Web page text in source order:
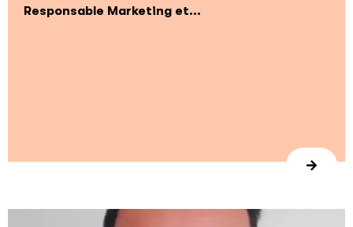
Responsable Marketing et...